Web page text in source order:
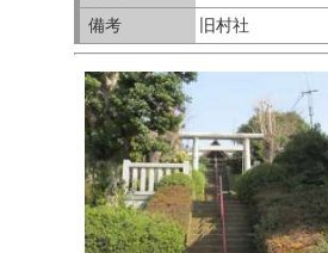
備考
旧村社